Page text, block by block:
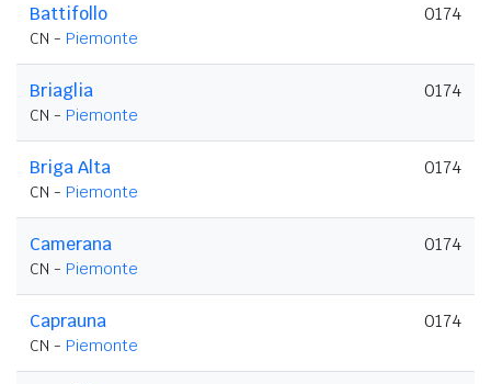
Battifollo
CN - Piemonte
0174
Briaglia
CN - Piemonte
0174
Briga Alta
CN - Piemonte
0174
Camerana
CN - Piemonte
0174
Caprauna
CN - Piemonte
0174